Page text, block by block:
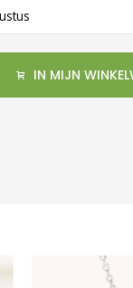
IN MIJN